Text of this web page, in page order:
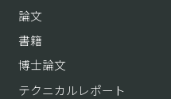
論文
書籍
博士論文
テクニカルレポート